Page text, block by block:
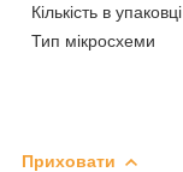
Кількість в упаковці
Тип мікросхеми
Приховати